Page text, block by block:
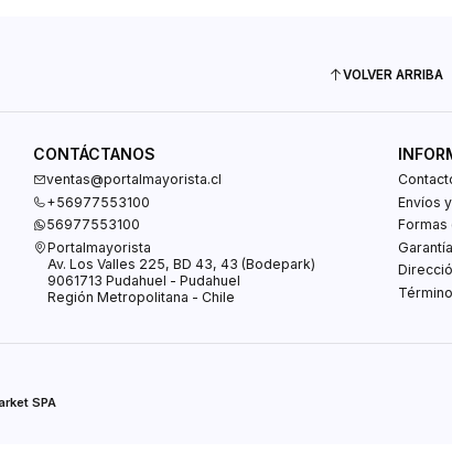
VOLVER ARRIBA
CONTÁCTANOS
ventas@portalmayorista.cl
+56977553100
56977553100
Portalmayorista
Av. Los Valles 225, BD 43, 43 (Bodepark)
9061713 Pudahuel - Pudahuel
Región Metropolitana - Chile
Envíos
Formas
SPA